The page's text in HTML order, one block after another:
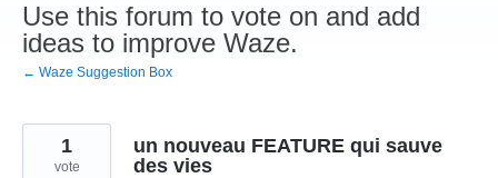
Use this forum to vote on and add
ideas to improve Waze.
← Waze Suggestion Box
un nouveau FEATURE qui sauve
des vies
1
vote